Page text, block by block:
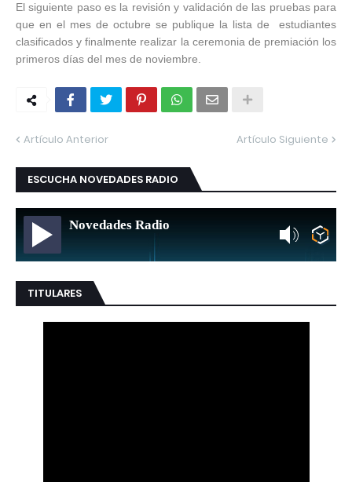
El siguiente paso es la revisión y validación de las pruebas para
que en el mes de octubre se publique la lista de estudiantes
clasificados y finalmente realizar la ceremonia de premiación los
primeros días del mes de noviembre.
Artículo Anterior Artículo Siguiente
ESCUCHA NOVEDADES RADIO
Novedades Radio
TITULARES